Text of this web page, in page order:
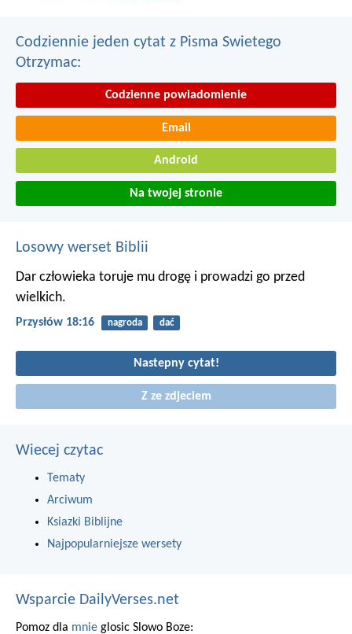
Codziennie jeden cytat z Pisma Swietego
Otrzymac:
Codzienne powiadomienie
Email
Android
Na twojej stronie
Losowy werset Biblii
Dar człowieka toruje mu drogę i prowadzi go przed
wielkich.
Przysłów 18:16 nagroda dać
Nastepny cytat!
Z ze zdjeciem
Wiecej czytac
Tematy
Arciwum
Ksiazki Biblijne
Najpopularniejsze wersety
Wsparcie DailyVerses.net
Pomoz dla mnie glosic Slowo Boze: